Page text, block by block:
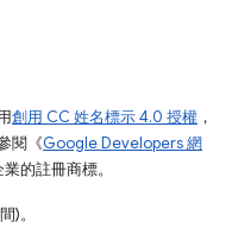
創用 CC 姓名標示 4.0 授權 ，
閱《Google Developers 網
的註冊商標。
)。